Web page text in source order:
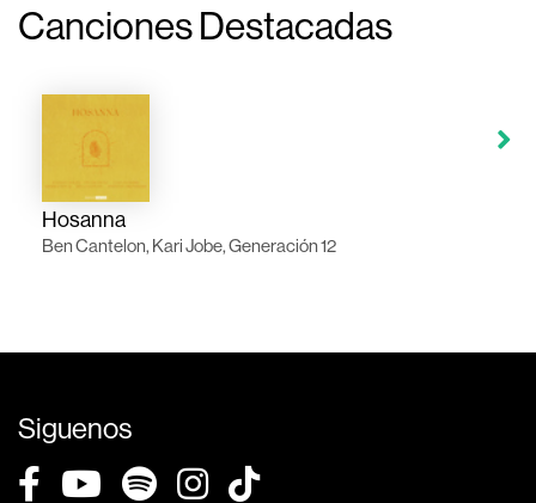
Canciones Destacadas
Hosanna
Ben Cantelon, Kari Jobe, Generación 12
Siguenos